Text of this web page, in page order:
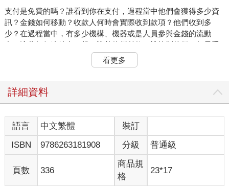
支付是免費的嗎？誰看到你在支付，過程當中他們會獲得多少資
訊？金錢如何移動？收款人何時會實際收到款項？他們收到多
少？在過程當中，有多少機構、機器或是人員參與金錢的流動
中？這些如何連結在一起？誰替他們付款？誰控制他們？如果系
統無法運作，那結果又會如何？
你可能會使用硬幣、信用卡或手機支付。在網路上，你會把虛擬
式支付每個月的房租、貸款、水電費等。更少人注意的，就是你
在亞馬遜網站上付費看電影，或是搭乘Uber 的時候。無疑地，一
些絕頂聰明的人正不斷努力的把我們的支付方式變得更容易。
據說金錢就是讓社會能夠超越史前部落的三個抽象概念之一（另
外兩個是宗教與文字書寫）。我們都知道錢很重要，即使我們對
看更多
詳細資料
語言 中文繁體
裝訂
ISBN
9786263181908 分級 普通級
頁數 336
商品規
格
23*17